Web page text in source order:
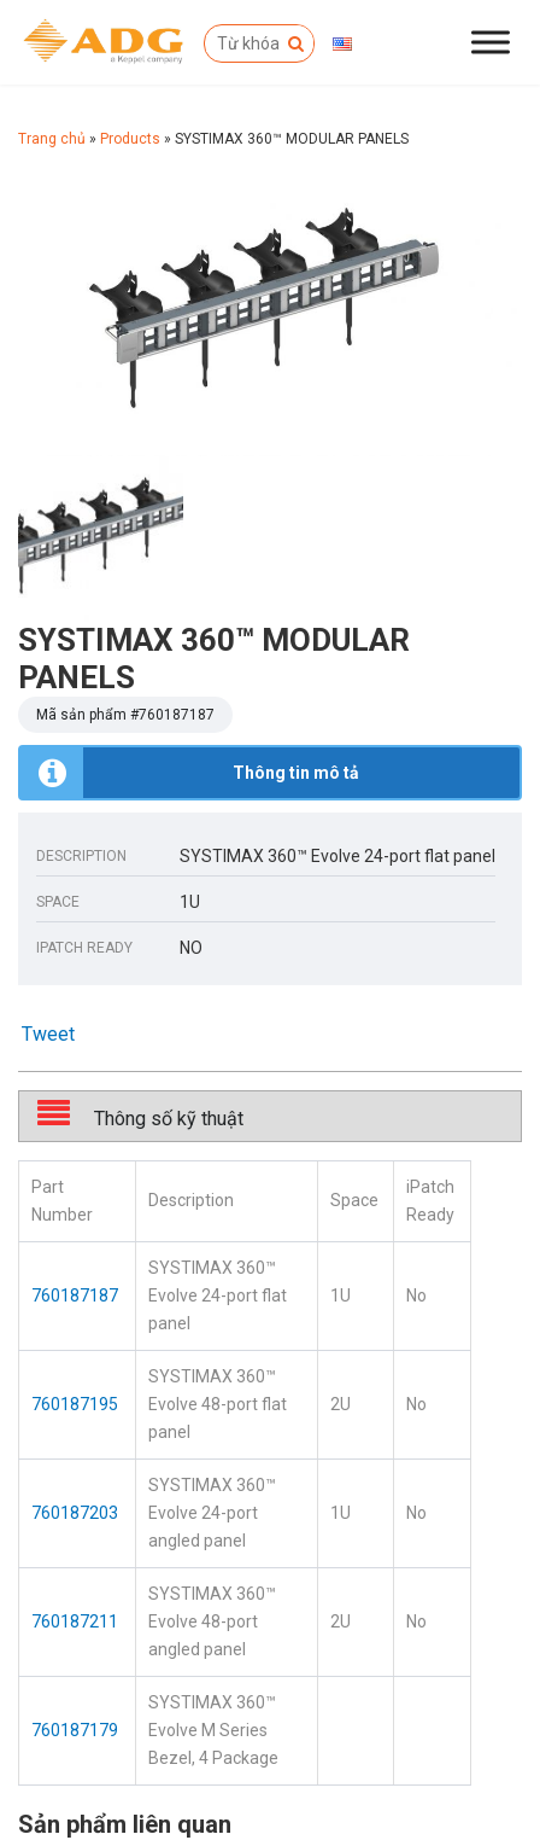
Trang chủ » Products » SYSTIMAX 360™ MODULAR PANELS
SYSTIMAX 360™ MODULAR
PANELS
Mã sản phẩm #760187187
Thông tin mô tả
DESCRIPTION SYSTIMAX 360™ Evolve 24-port flat panel
SPACE 1U
IPATCH READY NO
Tweet
Thông số kỹ thuật
Part
Number
Description Space
iPatch
Ready
760187187
SYSTIMAX 360™
Evolve 24-port flat
panel
1U No
760187195
SYSTIMAX 360™
Evolve 48-port flat
panel
2U No
760187203
SYSTIMAX 360™
Evolve 24-port
angled panel
1U No
760187211
SYSTIMAX 360™
Evolve 48-port
angled panel
2U No
760187179
SYSTIMAX 360™
Evolve M Series
Bezel, 4 Package
Sản phẩm liên quan